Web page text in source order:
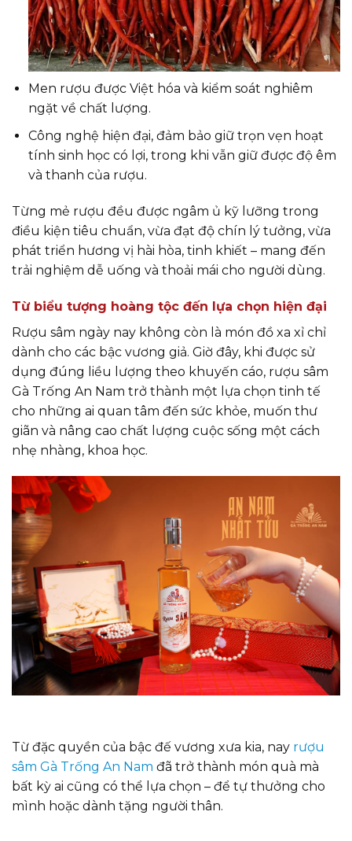
Men rượu được Việt hóa và kiểm soát nghiêm
ngặt về chất lượng.
Công nghệ hiện đại, đảm bảo giữ trọn vẹn hoạt
tính sinh học có lợi, trong khi vẫn giữ được độ êm
và thanh của rượu.
Từng mẻ rượu đều được ngâm ủ kỹ lưỡng trong
điều kiện tiêu chuẩn, vừa đạt độ chín lý tưởng, vừa
phát triển hương vị hài hòa, tinh khiết – mang đến
trải nghiệm dễ uống và thoải mái cho người dùng.
Từ biểu tượng hoàng tộc đến lựa chọn hiện đại
Rượu sâm ngày nay không còn là món đồ xa xỉ chỉ
dành cho các bậc vương giả. Giờ đây, khi được sử
dụng đúng liều lượng theo khuyến cáo, rượu sâm
Gà Trống An Nam trở thành một lựa chọn tinh tế
cho những ai quan tâm đến sức khỏe, muốn thư
giãn và nâng cao chất lượng cuộc sống một cách
nhẹ nhàng, khoa học.
Từ đặc quyền của bậc đế vương xưa kia, nay rượu
sâm Gà Trống An Nam đã trở thành món quà mà
bất kỳ ai cũng có thể lựa chọn – để tự thưởng cho
mình hoặc dành tặng người thân.